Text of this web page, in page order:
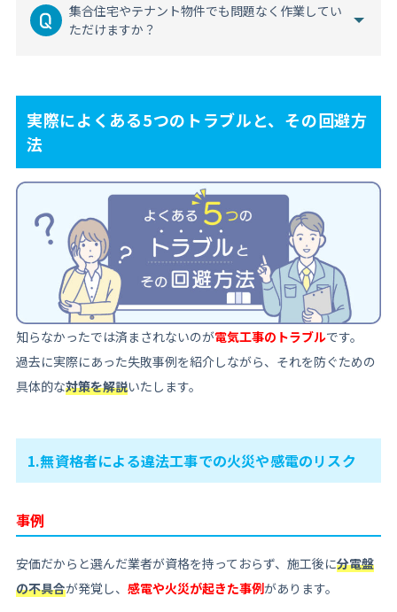
集合住宅やテナント物件でも問題なく作業してい
ただけますか？
実際によくある5つのトラブルと、その回避方
法
知らなかったでは済まされないのが電気工事のトラブルです。
過去に実際にあった失敗事例を紹介しながら、それを防ぐための
具体的な対策を解説いたします。
1.無資格者による違法工事での火災や感電のリスク
事例
安価だからと選んだ業者が資格を持っておらず、施工後に分電盤
の不具合が発覚し、 感電や火災が起きた事例があります。